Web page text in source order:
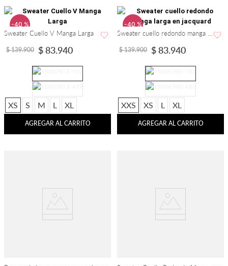
-40 %
Sweater Cuello V Manga Larga
$ 139.900 $83.940
XS S M L XL
AGREGAR AL CARRITO
-40 %
$ 139.900 $83.940
XXS XS L XL
AGREGAR AL CARRITO